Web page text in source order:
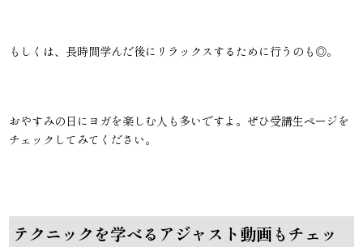
もしくは、長時間学んだ後にリラックスするために行うのも◎。
おやすみの日にヨガを楽しむ人も多いですよ。ぜひ受講生ページを
チェックしてみてください。
テクニックを学べるアジャスト動画もチェッ